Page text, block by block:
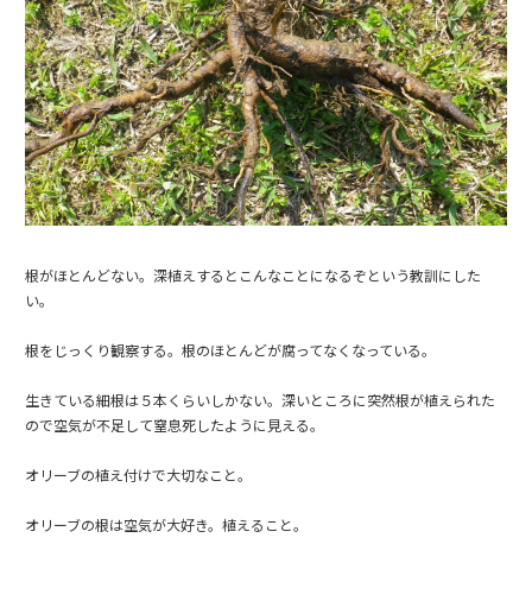
根がほとんどない。深植えするとこんなことになるぞという教訓にした
い。
根をじっくり観察する。根のほとんどが腐ってなくなっている。
生きている細根は５本くらいしかない。深いところに突然根が植えられた
ので空気が不足して窒息死したように見える。
オリーブの植え付けで大切なこと。
オリーブの根は空気が大好き。植えること。